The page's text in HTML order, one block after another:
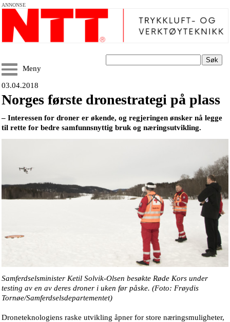
ANNONSE
Søk
Meny
03.04.2018
Norges første dronestrategi på plass
– Interessen for droner er økende, og regjeringen ønsker nå legge
til rette for bedre samfunnsnyttig bruk og næringsutvikling.
Samferdselsminister Ketil Solvik-Olsen besøkte Røde Kors under
testing av en av deres droner i uken før påske. (Foto: Frøydis
Tornøe/Samferdselsdepartementet)
Droneteknologiens raske utvikling åpner for store næringsmuligheter,